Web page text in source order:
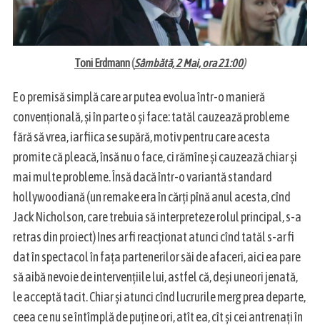
Toni Erdmann(Sâmbătă, 2 Mai, ora 21:00)
E o premisă simplă care ar putea evolua într-o manieră
convențională, și în parte o și face: tatăl cauzează probleme
fără să vrea, iar fiica se supără, motiv pentru care acesta
promite că pleacă, însă nu o face, ci rămîne și cauzează chiar și
mai multe probleme. Însă dacă într-o variantă standard
hollywoodiană (un remake era în cărți pînă anul acesta, cînd
Jack Nicholson, care trebuia să interpreteze rolul principal, s-a
retras din proiect) Ines ar fi reacționat atunci cînd tatăl s-ar fi
dat în spectacol în fața partenerilor săi de afaceri, aici ea pare
să aibă nevoie de intervențiile lui, astfel că, deși uneori jenată,
le acceptă tacit. Chiar și atunci cînd lucrurile merg prea departe,
ceea ce nu se întîmplă de puține ori, atît ea, cît și cei antrenați în
c
o
r